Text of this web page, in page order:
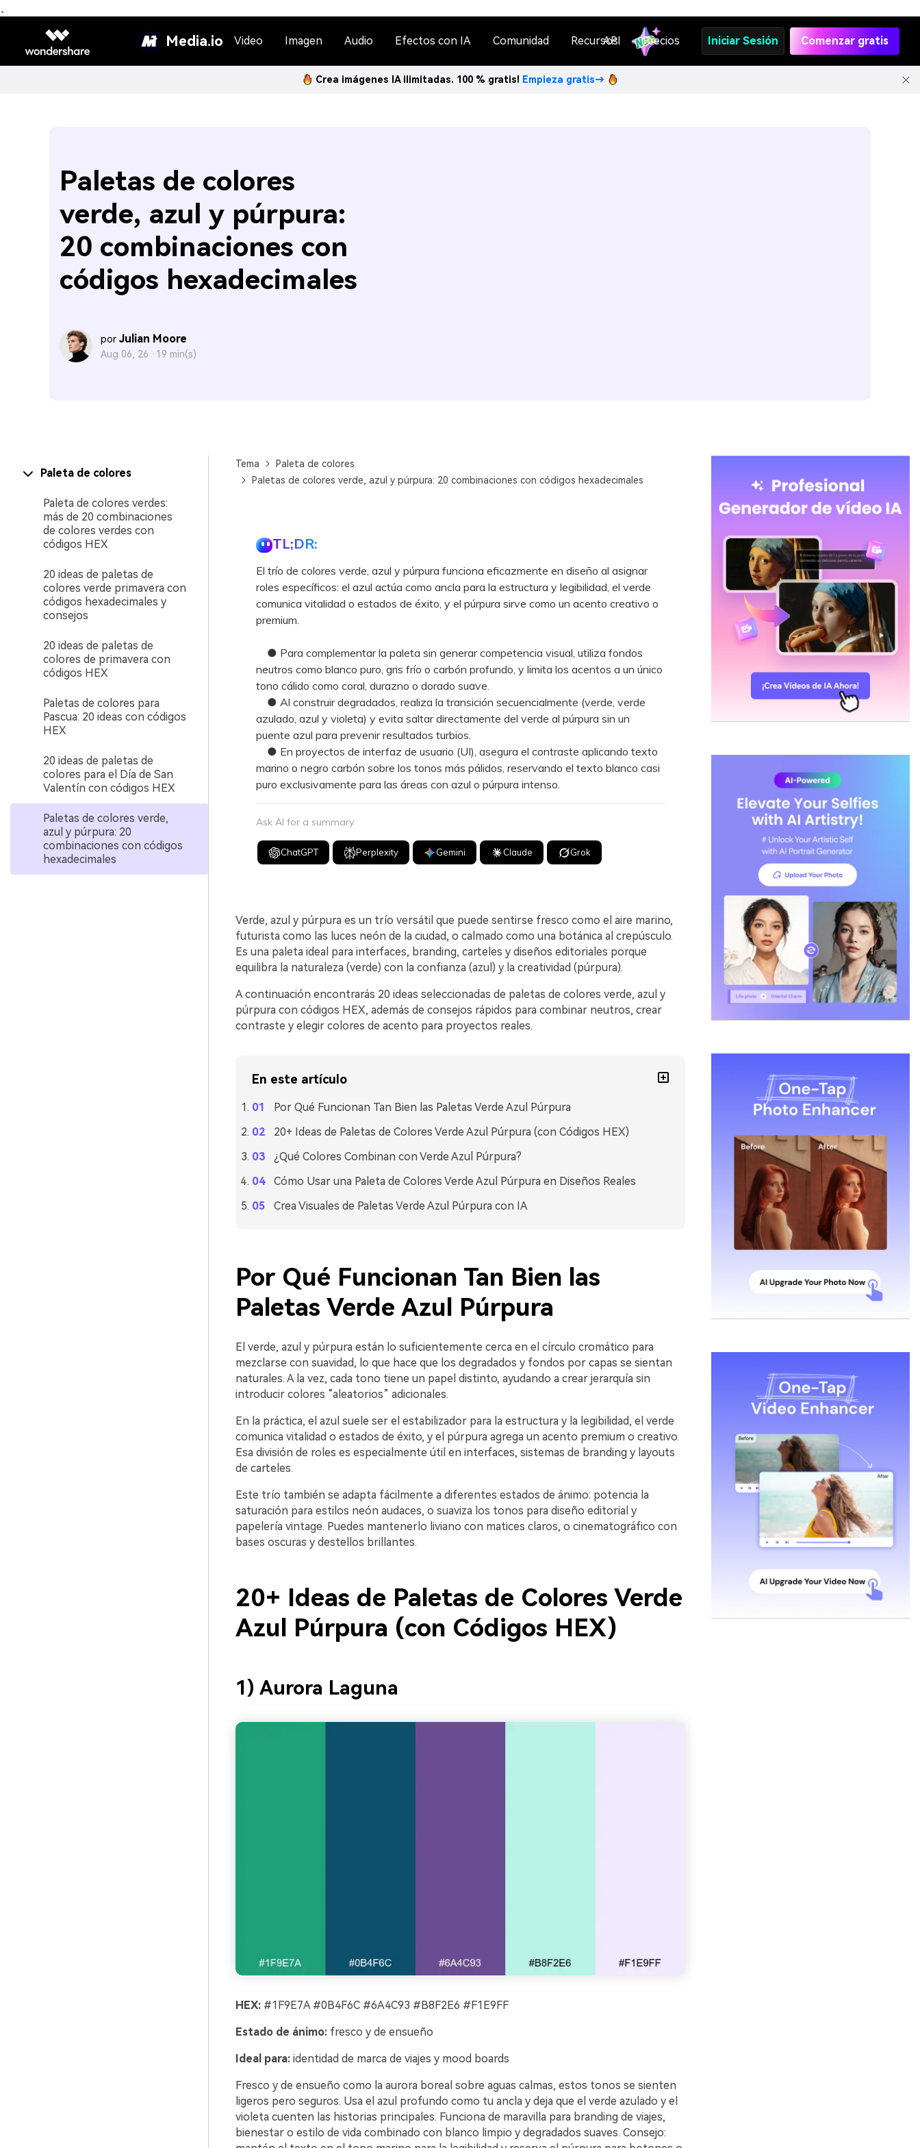
、
Media.io Video Imagen Audio Efectos con IA Comunidad Recursos
API Precios Iniciar Sesión Comenzar gratis
Crea imágenes IA ilimitadas. 100 % gratis! Empieza gratis→
Paletas de colores
verde, azul y púrpura:
20 combinaciones con
códigos hexadecimales
por Julian Moore
Aug 06, 26 · 19 min(s)
Paleta de colores
Paleta de colores verdes:
más de 20 combinaciones
de colores verdes con
códigos HEX
20 ideas de paletas de
colores verde primavera con
códigos hexadecimales y
consejos
20 ideas de paletas de
colores de primavera con
códigos HEX
Paletas de colores para
Pascua: 20 ideas con códigos
HEX
20 ideas de paletas de
colores para el Día de San
Valentín con códigos HEX
Paletas de colores verde,
azul y púrpura: 20
combinaciones con códigos
hexadecimales
Tema
Paleta de colores
Paletas de colores verde, azul y púrpura: 20 combinaciones con códigos hexadecimales
TL;DR:
El trío de colores verde, azul y púrpura funciona eficazmente en diseño al asignar
roles específicos: el azul actúa como ancla para la estructura y legibilidad, el verde
comunica vitalidad o estados de éxito, y el púrpura sirve como un acento creativo o
premium.
● Para complementar la paleta sin generar competencia visual, utiliza fondos
neutros como blanco puro, gris frío o carbón profundo, y limita los acentos a un único
tono cálido como coral, durazno o dorado suave.
● Al construir degradados, realiza la transición secuencialmente (verde, verde
azulado, azul y violeta) y evita saltar directamente del verde al púrpura sin un
puente azul para prevenir resultados turbios.
● En proyectos de interfaz de usuario (UI), asegura el contraste aplicando texto
marino o negro carbón sobre los tonos más pálidos, reservando el texto blanco casi
puro exclusivamente para las áreas con azul o púrpura intenso.
Ask AI for a summary
ChatGPT Perplexity Gemini Claude Grok
Verde, azul y púrpura es un trío versátil que puede sentirse fresco como el aire marino,
futurista como las luces neón de la ciudad, o calmado como una botánica al crepúsculo.
Es una paleta ideal para interfaces, branding, carteles y diseños editoriales porque
equilibra la naturaleza (verde) con la confianza (azul) y la creatividad (púrpura).
A continuación encontrarás 20 ideas seleccionadas de paletas de colores verde, azul y
púrpura con códigos HEX, además de consejos rápidos para combinar neutros, crear
contraste y elegir colores de acento para proyectos reales.
En este artículo
Por Qué Funcionan Tan Bien las Paletas Verde Azul Púrpura
20+ Ideas de Paletas de Colores Verde Azul Púrpura (con Códigos HEX)
¿Qué Colores Combinan con Verde Azul Púrpura?
Cómo Usar una Paleta de Colores Verde Azul Púrpura en Diseños Reales
Crea Visuales de Paletas Verde Azul Púrpura con IA
Por Qué Funcionan Tan Bien las
Paletas Verde Azul Púrpura
El verde, azul y púrpura están lo suficientemente cerca en el círculo cromático para
mezclarse con suavidad, lo que hace que los degradados y fondos por capas se sientan
naturales. A la vez, cada tono tiene un papel distinto, ayudando a crear jerarquía sin
introducir colores “aleatorios” adicionales.
En la práctica, el azul suele ser el estabilizador para la estructura y la legibilidad, el verde
comunica vitalidad o estados de éxito, y el púrpura agrega un acento premium o creativo.
Esa división de roles es especialmente útil en interfaces, sistemas de branding y layouts
de carteles.
Este trío también se adapta fácilmente a diferentes estados de ánimo: potencia la
saturación para estilos neón audaces, o suaviza los tonos para diseño editorial y
papelería vintage. Puedes mantenerlo liviano con matices claros, o cinematográfico con
bases oscuras y destellos brillantes.
20+ Ideas de Paletas de Colores Verde
Azul Púrpura (con Códigos HEX)
1) Aurora Laguna
HEX:#1F9E7A #0B4F6C #6A4C93 #B8F2E6 #F1E9FF
Estado de ánimo:fresco y de ensueño
Ideal para:identidad de marca de viajes y mood boards
Fresco y de ensueño como la aurora boreal sobre aguas calmas, estos tonos se sienten
ligeros pero seguros. Usa el azul profundo como tu ancla y deja que el verde azulado y el
violeta cuenten las historias principales. Funciona de maravilla para branding de viajes,
bienestar o estilo de vida combinado con blanco limpio y degradados suaves. Consejo: